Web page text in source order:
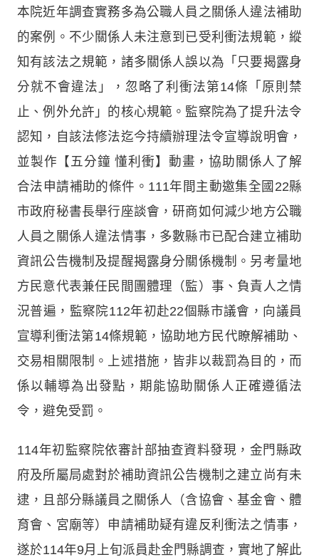
本院近年調查實務多為公職人員之關係人違法補助
的案例。不少關係人未注意到已受利衝法規範，縱
知有該法之規範，諸多關係人誤以為「只要揭露身
分就不會違法」，忽略了利衝法第14條「原則禁
止、例外允許」的核心規範。監察院為了提升法令
認知，自該法修法迄今持續辦理法令宣導說明會，
並製作【五分鐘 懂利衝】動畫，協助關係人了解
合法申請補助的條件。111年間主動邀集全國22縣
市政府秘書長舉行座談會，研商如何減少地方公職
人員之關係人違法情事，多數縣市已配合建立補助
資訊公告機制及提醒揭露身分關係機制。另考量地
方民意代表兼任民間團體理（監）事、負責人之情
況普遍，監察院112年初赴22個縣市議會，向議員
宣導利衝法第14條規範，協助地方民代瞭解補助、
交易相關限制。上述措施，皆非以裁罰為目的，而
係以輔導為出發點，期能協助關係人正確遵循法
令，避免受罰。
114年初監察院依審計部抽查資料發現，金門縣政
府及所屬局處對於補助資訊公告機制之建立尚有未
逮，且部分縣議員之關係人（含協會、基金會、體
育會、宮廟等）申請補助疑有違反利衝法之情事，
遂於114年9月上旬派員赴金門縣調查，實地了解此